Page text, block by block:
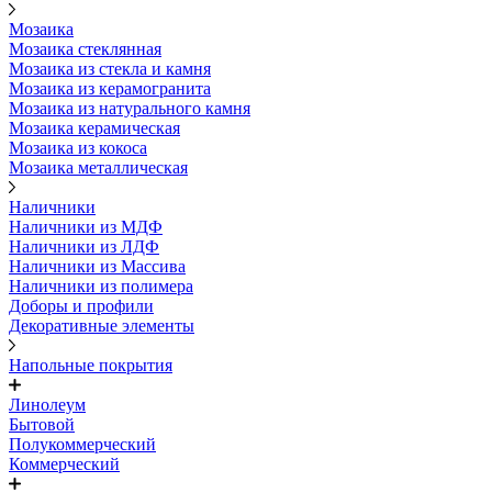
Мозаика
Мозаика стеклянная
Мозаика из стекла и камня
Мозаика из керамогранита
Мозаика из натурального камня
Мозаика керамическая
Мозаика из кокоса
Мозаика металлическая
Наличники
Наличники из МДФ
Наличники из ЛДФ
Наличники из Массива
Наличники из полимера
Доборы и профили
Декоративные элементы
Напольные покрытия
Линолеум
Бытовой
Полукоммерческий
Коммерческий